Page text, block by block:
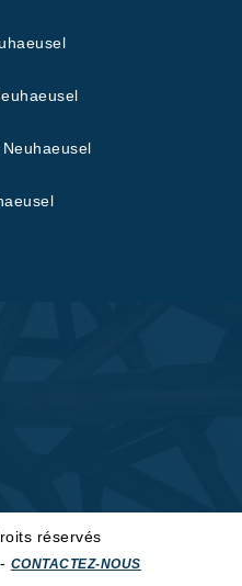
réservés
- CONTACTEZ-NOUS